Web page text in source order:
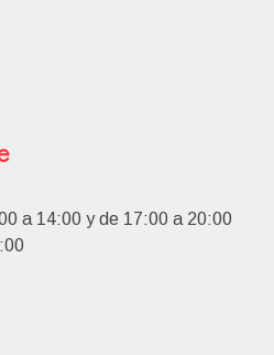
a 14:00 y de 17:00 a 20:00